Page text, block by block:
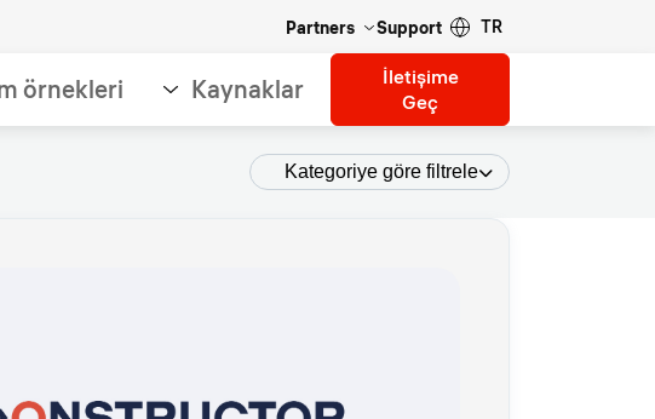
Partners Support TR
örnekleri Kaynaklar
İletişime
Geç
Kategoriye göre filtrele